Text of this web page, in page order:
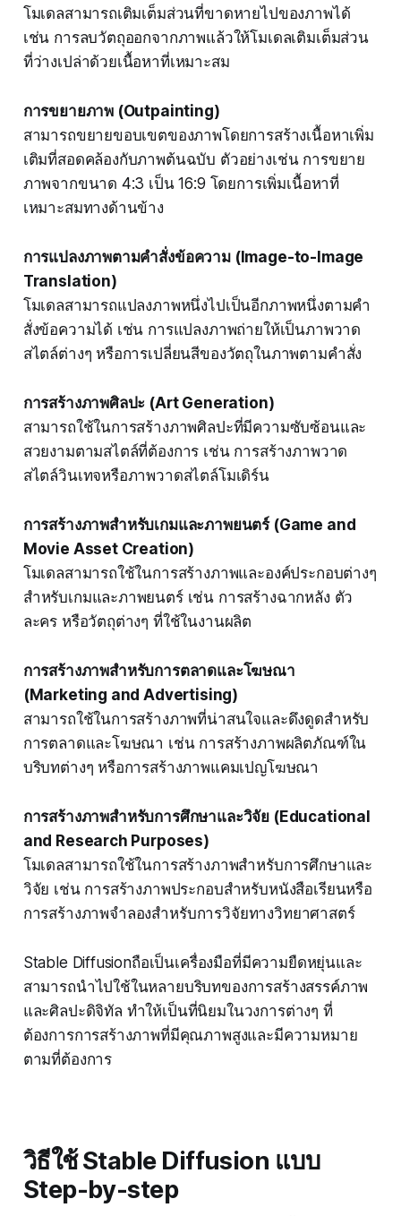
โมเดลสามารถเติมเต็มส่วนที่ขาดหายไปของภาพได้
เช่น การลบวัตถุออกจากภาพแล้วให้โมเดลเติมเต็มส่วน
ที่ว่างเปล่าด้วยเนื้อหาที่เหมาะสม
การขยายภาพ (Outpainting)
สามารถขยายขอบเขตของภาพโดยการสร้างเนื้อหาเพิ่ม
เติมที่สอดคล้องกับภาพต้นฉบับ ตัวอย่างเช่น การขยาย
ภาพจากขนาด 4:3 เป็น 16:9 โดยการเพิ่มเนื้อหาที่
เหมาะสมทางด้านข้าง
การแปลงภาพตามคำสั่งข้อความ (Image-to-Image
Translation)
โมเดลสามารถแปลงภาพหนึ่งไปเป็นอีกภาพหนึ่งตามคำ
สั่งข้อความได้ เช่น การแปลงภาพถ่ายให้เป็นภาพวาด
สไตล์ต่างๆ หรือการเปลี่ยนสีของวัตถุในภาพตามคำสั่ง
การสร้างภาพศิลปะ (Art Generation)
สามารถใช้ในการสร้างภาพศิลปะที่มีความซับซ้อนและ
สวยงามตามสไตล์ที่ต้องการ เช่น การสร้างภาพวาด
สไตล์วินเทจหรือภาพวาดสไตล์โมเดิร์น
การสร้างภาพสำหรับเกมและภาพยนตร์ (Game and
Movie Asset Creation)
โมเดลสามารถใช้ในการสร้างภาพและองค์ประกอบต่างๆ
สำหรับเกมและภาพยนตร์ เช่น การสร้างฉากหลัง ตัว
ละคร หรือวัตถุต่างๆ ที่ใช้ในงานผลิต
การสร้างภาพสำหรับการตลาดและโฆษณา
(Marketing and Advertising)
สามารถใช้ในการสร้างภาพที่น่าสนใจและดึงดูดสำหรับ
การตลาดและโฆษณา เช่น การสร้างภาพผลิตภัณฑ์ใน
บริบทต่างๆ หรือการสร้างภาพแคมเปญโฆษณา
การสร้างภาพสำหรับการศึกษาและวิจัย (Educational
and Research Purposes)
โมเดลสามารถใช้ในการสร้างภาพสำหรับการศึกษาและ
วิจัย เช่น การสร้างภาพประกอบสำหรับหนังสือเรียนหรือ
การสร้างภาพจำลองสำหรับการวิจัยทางวิทยาศาสตร์
Stable Diffusionถือเป็นเครื่องมือที่มีความยืดหยุ่นและ
สามารถนำไปใช้ในหลายบริบทของการสร้างสรรค์ภาพ
และศิลปะดิจิทัล ทำให้เป็นที่นิยมในวงการต่างๆ ที่
ต้องการการสร้างภาพที่มีคุณภาพสูงและมีความหมาย
ตามที่ต้องการ
วิธีใช้ Stable Diffusion แบบ
Step-by-step